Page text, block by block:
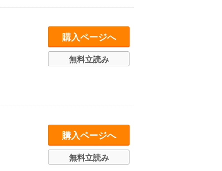
購入ページへ
無料立読み
購入ページへ
無料立読み